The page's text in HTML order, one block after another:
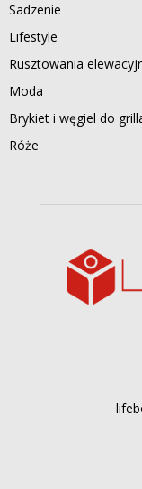
Sadzenie
Lifestyle
Rusztowania
Moda
Brykiet i węgiel do
Róże